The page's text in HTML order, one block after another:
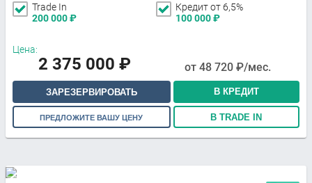
Trade In
200 000₽
Кредит от 6,5%
100 000₽
Цена:
2 375 000 ₽ от 48 720 ₽/мес.
ЗАРЕЗЕРВИРОВАТЬ В КРЕДИТ
ПРЕДЛОЖИТЕ ВАШУ ЦЕНУ В TRADE IN